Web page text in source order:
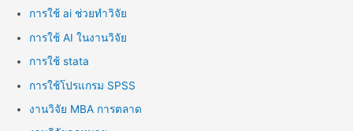
การใช้ ai ช่วยทำวิจัย
การใช้ AI ในงานวิจัย
การใช้ stata
การใช้โปรแกรม SPSS
งานวิจัย MBA การตลาด